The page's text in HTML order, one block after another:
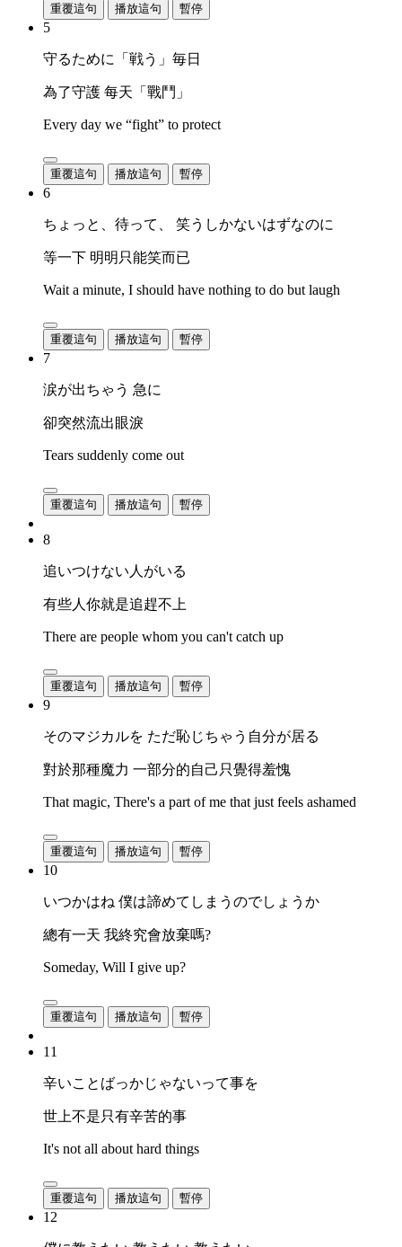
重覆這句 播放這句 暫停
5
守るために「戦う」毎日
為了守護 每天「戰鬥」
Every day we “fight” to protect
重覆這句 播放這句 暫停
6
ちょっと、待って、 笑うしかないはずなのに
等一下 明明只能笑而已
Wait a minute, I should have nothing to do but laugh
重覆這句 播放這句 暫停
7
涙が出ちゃう 急に
卻突然流出眼淚
Tears suddenly come out
重覆這句 播放這句 暫停
8
追いつけない人がいる
有些人你就是追趕不上
There are people whom you can't catch up
重覆這句 播放這句 暫停
9
そのマジカルを ただ恥じちゃう自分が居る
對於那種魔力 一部分的自己只覺得羞愧
That magic, There's a part of me that just feels ashamed
重覆這句 播放這句 暫停
10
いつかはね 僕は諦めてしまうのでしょうか
總有一天 我終究會放棄嗎?
Someday, Will I give up?
重覆這句 播放這句 暫停
11
辛いことばっかじゃないって事を
世上不是只有辛苦的事
It's not all about hard things
重覆這句 播放這句 暫停
12